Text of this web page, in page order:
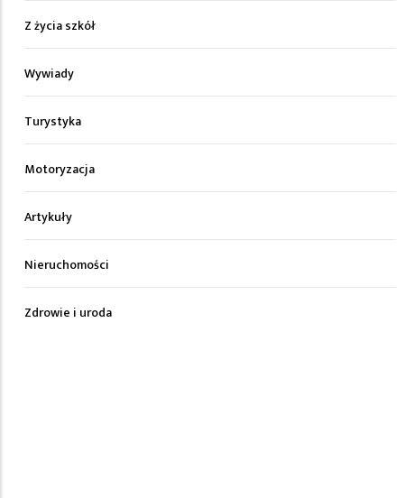
Z życia szkół
Wywiady
Turystyka
Motoryzacja
Artykuły
Nieruchomości
Zdrowie i uroda